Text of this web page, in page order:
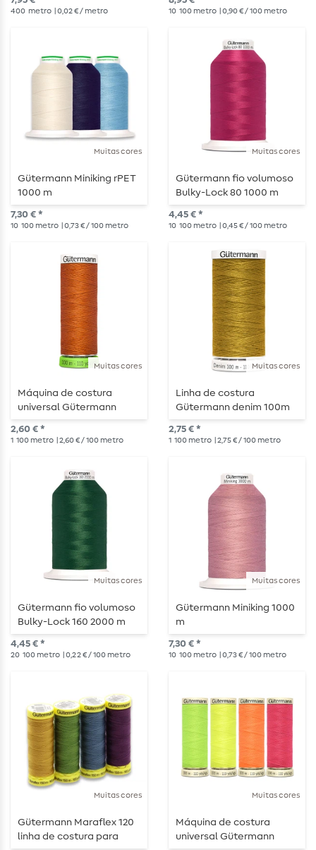
400 metro | 0,02 € / metro 10 100 metro | 0,90 € / 100 metro
Muitas cores
Gütermann Miniking rPET
1000 m
7,30 € *
10 100 metro | 0,73 € / 100 metro
Muitas cores
Gütermann fio volumoso
Bulky-Lock 80 1000 m
4,45 € *
10 100 metro | 0,45 € / 100 metro
Muitas cores
Máquina de costura
universal Gütermann
rPET 100m
2,60 € *
1 100 metro | 2,60 € / 100 metro
Muitas cores
Linha de costura
Gütermann denim 100m
2,75 € *
1 100 metro | 2,75 € / 100 metro
Muitas cores
Gütermann fio volumoso
Bulky-Lock 160 2000 m
4,45 € *
20 100 metro | 0,22 € / 100 metro
Muitas cores
Gütermann Miniking 1000
m
7,30 € *
10 100 metro | 0,73 € / 100 metro
Muitas cores
Gütermann Maraflex 120
linha de costura para
Muitas cores
Máquina de costura
universal Gütermann